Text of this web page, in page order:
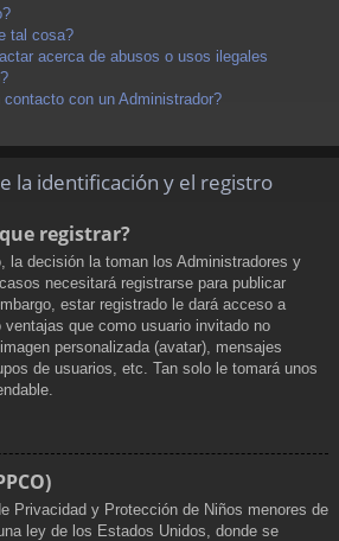
tal cosa?
acerca de abusos o usos ilegales
con un Administrador?
la identificación y el registro
registrar?
la decisión la toman los Administradores y
necesitará registrarse para publicar
estar registrado le dará acceso a
que como usuario invitado no
personalizada (avatar), mensajes
de usuarios, etc. Tan solo le tomará unos
Privacidad y Protección de Niños menores de
ley de los Estados Unidos, donde se